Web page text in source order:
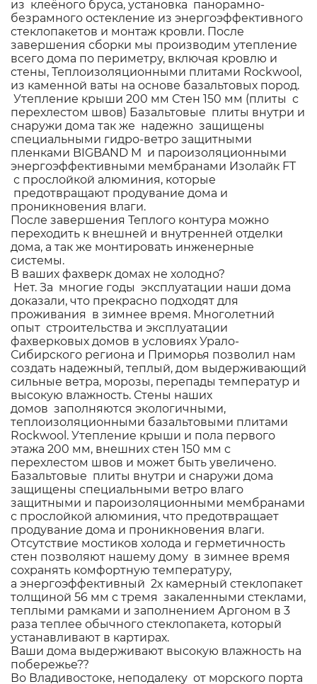
из клеёного бруса, установка панорамно-
безрамного остекление из энергоэффективного
стеклопакетов и монтаж кровли. После
завершения сборки мы производим утепление
всего дома по периметру, включая кровлю и
стены, Теплоизоляционными плитами Rockwool,
из каменной ваты на основе базальтовых пород.
Утепление крыши 200 мм Стен 150 мм (плиты с
перехлестом швов) Базальтовые плиты внутри и
снаружи дома так же надежно защищены
специальными гидро-ветро защитными
пленками BIGBAND M и пароизоляционными
энергоэффективными мембранами Изолайк FT
с прослойкой алюминия, которые
предотвращают продувание дома и
проникновения влаги.
После завершения Теплого контура можно
переходить к внешней и внутренней отделки
дома, а так же монтировать инженерные
системы.
В ваших фахверк домах не холодно?
Нет. За многие годы эксплуатации наши дома
доказали, что прекрасно подходят для
проживания в зимнее время. Многолетний
опыт строительства и эксплуатации
фахверковых домов в условиях Урало-
Сибирского региона и Приморья позволил нам
создать надежный, теплый, дом выдерживающий
сильные ветра, морозы, перепады температур и
высокую влажность. Стены наших
домов заполняются экологичными,
теплоизоляционными базальтовыми плитами
Rockwool. Утепление крыши и пола первого
этажа 200 мм, внешних стен 150 мм с
перехлестом швов и может быть увеличено.
Базальтовые плиты внутри и снаружи дома
защищены специальными ветро влаго
защитными и пароизоляционными мембранами
с прослойкой алюминия, что предотвращает
продувание дома и проникновения влаги.
Отсутствие мостиков холода и герметичность
стен позволяют нашему дому в зимнее время
сохранять комфортную температуру,
а энергоэффективный 2х камерный стеклопакет
толщиной 56 мм с тремя закаленными стеклами,
теплыми рамками и заполнением Аргоном в 3
раза теплее обычного стеклопакета, который
устанавливают в картирах.
Ваши дома выдерживают высокую влажность на
побережье??
Во Владивостоке, неподалеку от морского порта